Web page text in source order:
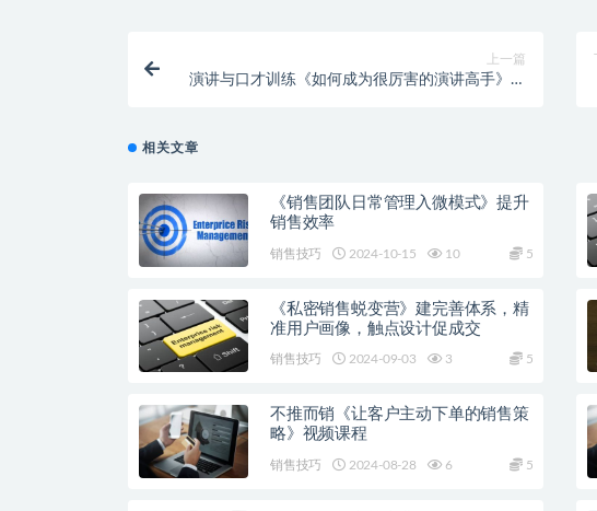
上一篇
演讲与口才训练《如何成为很厉害的演讲高手》视
相关文章
《销售团队日常管理入微模式》提升
销售效率
销售技巧 2024-10-15 10 5
《私密销售蜕变营》建完善体系，精
准用户画像，触点设计促成交
销售技巧 2024-09-03 3 5
不推而销《让客户主动下单的销售策
略》视频课程
销售技巧 2024-08-28 6 5